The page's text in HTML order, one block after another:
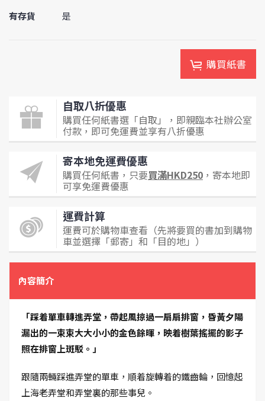
有存貨
是
購買紙書
自取八折優惠
購買任何紙書選「自取」，即親臨本社辦公室
付款，即可免運費並享有八折優惠
寄本地免運費優惠
購買任何紙書，只要買滿HKD250 ，寄本地即
可享免運費優惠
運費計算
運費可於購物車查看（先將要買的書加到購物
車並選擇「郵寄」和「目的地」）
內容簡介
「踩着單車轉進弄堂，帶起風掠過一扇扇排窗，昏黃夕陽
漏出的一束束大大小小的金色餘暉，映着樹葉搖擺的影子
照在排窗上斑駁。」
跟隨兩輛踩進弄堂的單車，順着旋轉着的鐵齒輪，回憶起
上海老弄堂和弄堂裏的那些事兒。